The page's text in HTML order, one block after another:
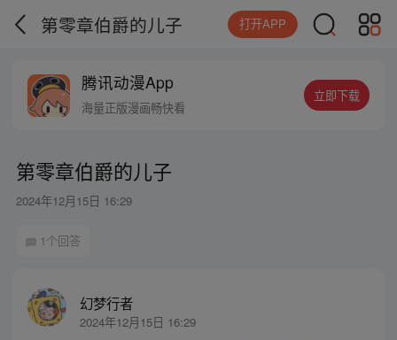
第零章伯爵的儿子 打开APP
腾讯动漫App
海量正版漫画畅快看
立即下载
第零章伯爵的儿子
2024年12月15日 16:29
1个回答
幻梦行者
2024年12月15日 16:29